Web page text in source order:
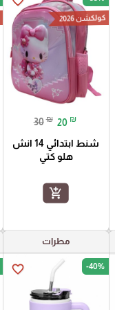
كولكشن 2026
30 ₪ 20 ₪
شنط ابتدائي 14 انش
هلو كتي
add_shopping_cart
مطرات
favorite_border -40%